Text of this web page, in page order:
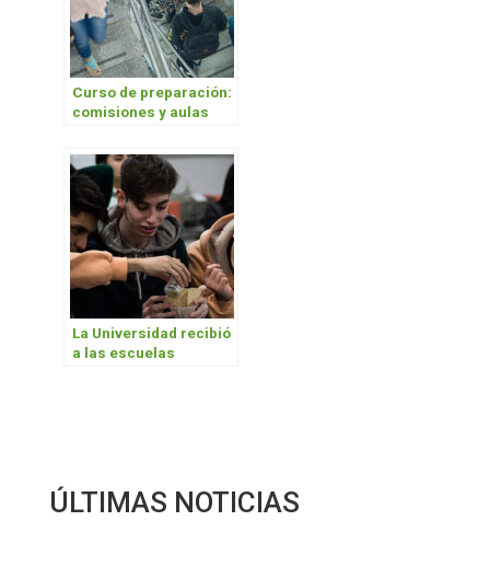
Curso de preparación:
comisiones y aulas
La Universidad recibió
a las escuelas
ÚLTIMAS NOTICIAS